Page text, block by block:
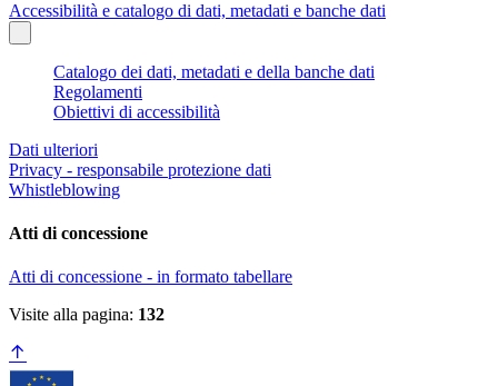
Accessibilità e catalogo di dati, metadati e banche dati
Catalogo dei dati, metadati e della banche dati
Regolamenti
Obiettivi di accessibilità
Dati ulteriori
Privacy - responsabile protezione dati
Whistleblowing
Atti di concessione
Atti di concessione - in formato tabellare
Visite alla pagina: 132